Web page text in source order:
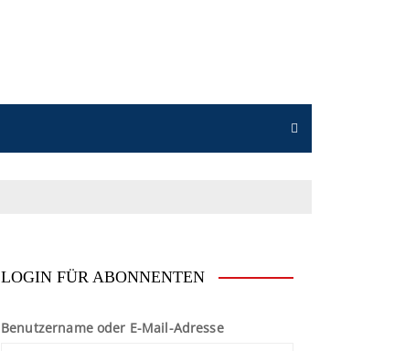
LOGIN FÜR ABONNENTEN
Benutzername oder E-Mail-Adresse